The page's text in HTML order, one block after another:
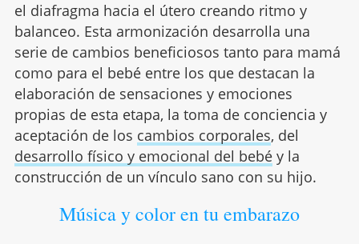
el diafragma hacia el útero creando ritmo y
balanceo. Esta armonización desarrolla una
serie de cambios beneficiosos tanto para mamá
como para el bebé entre los que destacan la
elaboración de sensaciones y emociones
propias de esta etapa, la toma de conciencia y
aceptación de los cambios corporales, del
desarrollo físico y emocional del bebéy la
construcción de un vínculo sano con su hijo.
Música y color en tu embarazo